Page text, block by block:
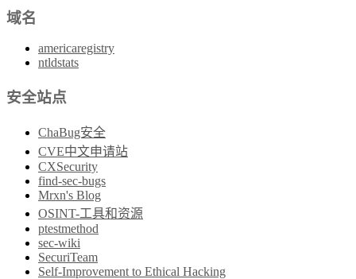
域名
americaregistry
ntldstats
安全站点
ChaBug安全
CVE中文申请站
CXSecurity
find-sec-bugs
Mrxn's Blog
OSINT-工具和资源
ptestmethod
sec-wiki
SecuriTeam
Self-Improvement to Ethical Hacking